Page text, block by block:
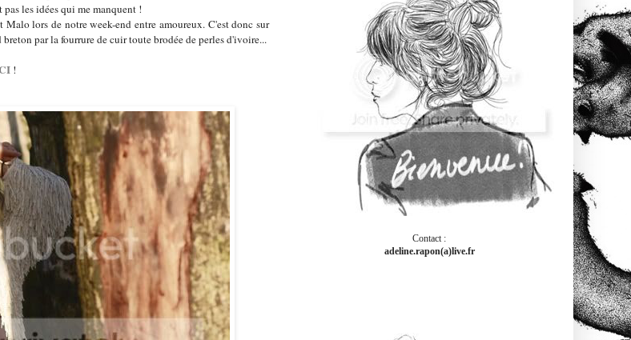
les idées qui me manquent !
Malo lors de notre week-end entre amoureux. C'est donc sur
par la fourrure de cuir toute brodée de perles d'ivoire...
!
Contact :
adeline.rapon(a)live.fr